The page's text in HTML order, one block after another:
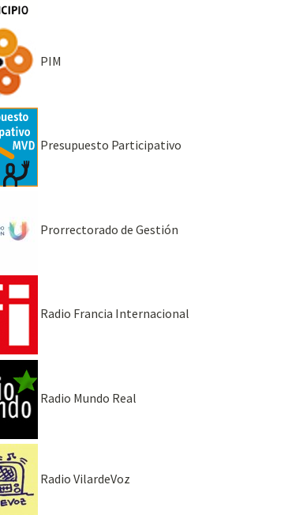
PIM
Presupuesto Participativo
Prorrectorado de Gestión
Radio Francia Internacional
Radio Mundo Real
Radio VilardeVoz